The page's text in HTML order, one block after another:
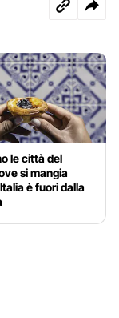
le città del
si mangia
è fuori dalla